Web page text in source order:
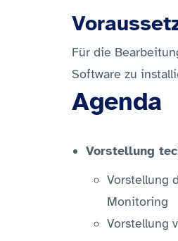
Für die
Software zu
Agenda
Vorstellung
Vorstellung
Monitoring
Vorstellung